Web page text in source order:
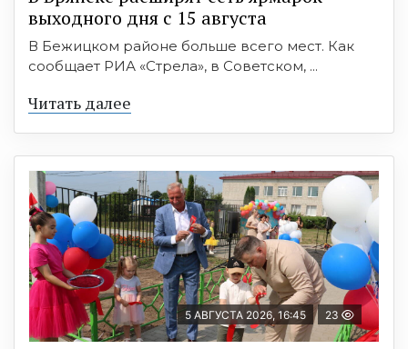
выходного дня с 15 августа
В Бежицком районе больше всего мест. Как
сообщает РИА «Стрела», в Советском, ...
Читать далее
5 АВГУСТА 2026, 16:45 23